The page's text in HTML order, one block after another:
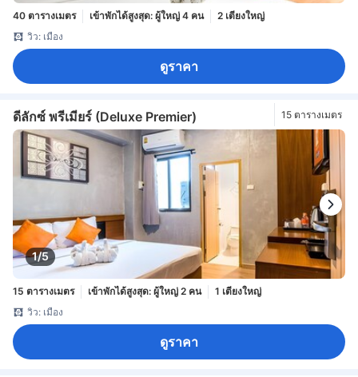
40 ตารางเมตร เข้าพักได้สูงสุด: ผู้ใหญ่ 4 คน
2 เตียงใหญ่
วิว: เมือง
ดูราคา
ดีลักซ์ พรีเมียร์ (Deluxe Premier) 15 ตารางเมตร
1/5
15 ตารางเมตร เข้าพักได้สูงสุด: ผู้ใหญ่ 2 คน
1 เตียงใหญ่
วิว: เมือง
ดูราคา